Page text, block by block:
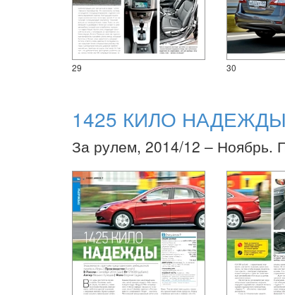
29 30
1425 КИЛО НАДЕЖДЫ
За рулем, 2014/12 – Ноябрь.